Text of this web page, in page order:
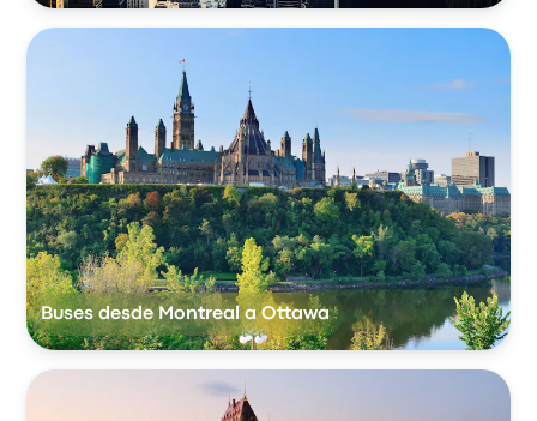
Buses desde Montreal a Ottawa